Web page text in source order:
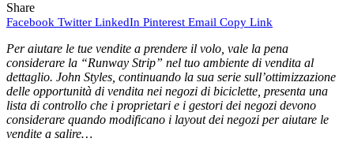
Share
Facebook Twitter LinkedIn Pinterest Email Copy Link
Per aiutare le tue vendite a prendere il volo, vale la pena
considerare la “Runway Strip” nel tuo ambiente di vendita al
dettaglio. John Styles, continuando la sua serie sull’ottimizzazione
delle opportunità di vendita nei negozi di biciclette, presenta una
lista di controllo che i proprietari e i gestori dei negozi devono
considerare quando modificano i layout dei negozi per aiutare le
vendite a salire…